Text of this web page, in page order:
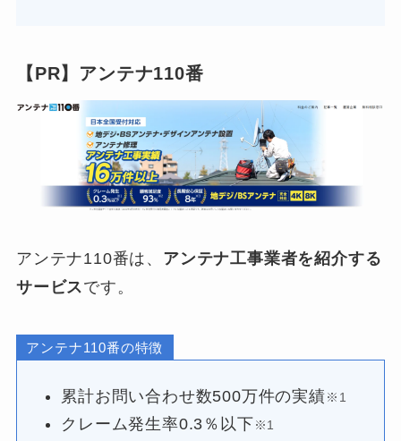
【PR】アンテナ110番
アンテナ110番は、 アンテナ工事業者を紹介する
サービスです。
アンテナ110番の特徴
累計お問い合わせ数500万件の実績※1
クレーム発生率0.3％以下※1